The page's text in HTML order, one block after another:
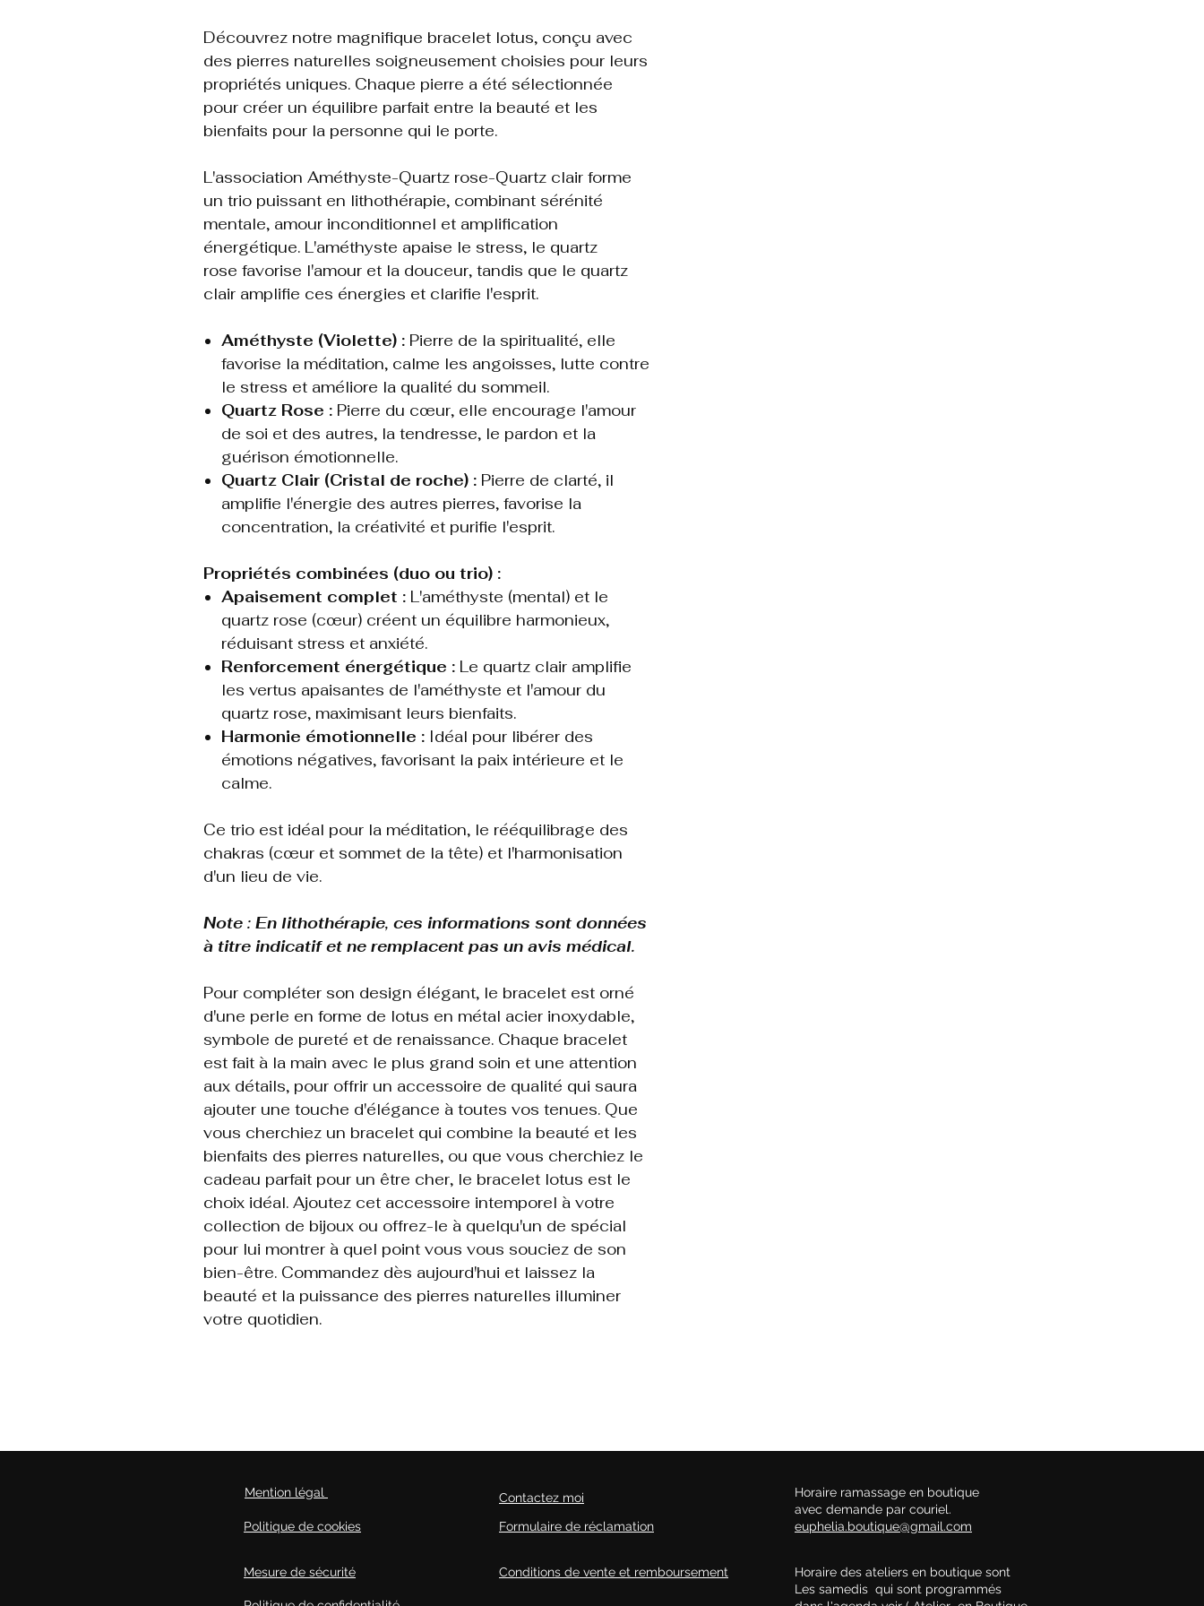
Découvrez notre magnifique bracelet lotus, conçu avec
des pierres naturelles soigneusement choisies pour leurs
propriétés uniques. Chaque pierre a été sélectionnée
pour créer un équilibre parfait entre la beauté et les
bienfaits pour la personne qui le porte.
L'association Améthyste-Quartz rose-Quartz clair forme
un trio puissant en lithothérapie, combinant sérénité
mentale, amour inconditionnel et amplification
énergétique. L'améthyste apaise le stress, le quartz
rose favorise l'amour et la douceur, tandis que le quartz
clair amplifie ces énergies et clarifie l'esprit.
Améthyste (Violette) : Pierre de la spiritualité, elle
favorise la méditation, calme les angoisses, lutte contre
le stress et améliore la qualité du sommeil.
Quartz Rose : Pierre du cœur, elle encourage l'amour
de soi et des autres, la tendresse, le pardon et la
guérison émotionnelle.
Quartz Clair (Cristal de roche) : Pierre de clarté, il
amplifie l'énergie des autres pierres, favorise la
concentration, la créativité et purifie l'esprit.
Propriétés combinées (duo ou trio) :
Apaisement complet : L'améthyste (mental) et le
quartz rose (cœur) créent un équilibre harmonieux,
réduisant stress et anxiété.
Renforcement énergétique : Le quartz clair amplifie
les vertus apaisantes de l'améthyste et l'amour du
quartz rose, maximisant leurs bienfaits.
Harmonie émotionnelle : Idéal pour libérer des
émotions négatives, favorisant la paix intérieure et le
calme.
Ce trio est idéal pour la méditation, le rééquilibrage des
chakras (cœur et sommet de la tête) et l'harmonisation
d'un lieu de vie.
Note : En lithothérapie, ces informations sont données
à titre indicatif et ne remplacent pas un avis médical.
Pour compléter son design élégant, le bracelet est orné
d'une perle en forme de lotus en métal acier inoxydable,
symbole de pureté et de renaissance. Chaque bracelet
est fait à la main avec le plus grand soin et une attention
aux détails, pour offrir un accessoire de qualité qui saura
ajouter une touche d'élégance à toutes vos tenues. Que
vous cherchiez un bracelet qui combine la beauté et les
bienfaits des pierres naturelles, ou que vous cherchiez le
cadeau parfait pour un être cher, le bracelet lotus est le
choix idéal. Ajoutez cet accessoire intemporel à votre
collection de bijoux ou offrez-le à quelqu'un de spécial
pour lui montrer à quel point vous vous souciez de son
bien-être. Commandez dès aujourd'hui et laissez la
beauté et la puissance des pierres naturelles illuminer
votre quotidien.
Mention légal
Politique de cookies
Mesure de sécurité
Contactez moi
Formulaire de réclamation
Conditions de vente et remboursement
Horaire ramassage en boutique
avec demande par couriel.
euphelia.boutique@gmail.com
Horaire des ateliers en boutique sont
Les samedis qui sont programmés